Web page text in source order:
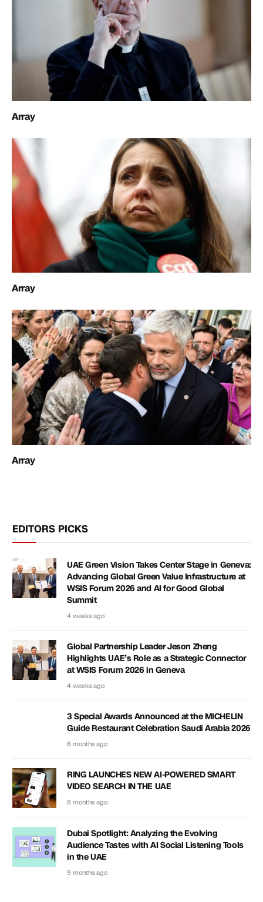
Array
Array
Array
EDITORS PICKS
UAE Green Vision Takes Center Stage in Geneva:
Advancing Global Green Value Infrastructure at
WSIS Forum 2026 and AI for Good Global
Summit
4 weeks ago
Global Partnership Leader Jeson Zheng
Highlights UAE’s Role as a Strategic Connector
at WSIS Forum 2026 in Geneva
4 weeks ago
3 Special Awards Announced at the MICHELIN
Guide Restaurant Celebration Saudi Arabia 2026
6 months ago
RING LAUNCHES NEW AI-POWERED SMART
VIDEO SEARCH IN THE UAE
8 months ago
Dubai Spotlight: Analyzing the Evolving
Audience Tastes with AI Social Listening Tools
in the UAE
9 months ago